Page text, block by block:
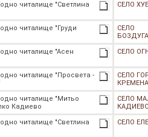
читалище "Светлина
СЕЛО
читалище "Груди
СЕЛО
читалище "Асен
СЕЛО
читалище "Просвета -
СЕЛО
КРЕМЕНА
читалище "Митьо
Кадиево
СЕЛО
читалище "Светлина
СЕЛО